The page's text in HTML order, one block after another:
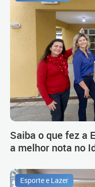
Saiba o que fez a
a melhor nota no
Esporte e Lazer